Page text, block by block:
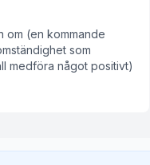
om (en kommande
som
medföra något positivt)